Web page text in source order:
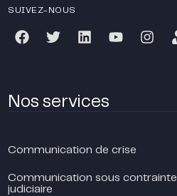
SUIVEZ-NOUS
Nos services
Communication de crise
Communication sous contrainte
judiciaire